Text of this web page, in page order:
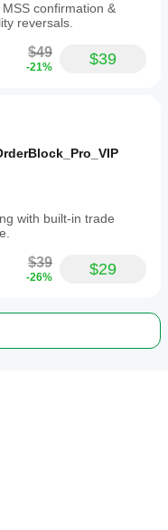
confirmation &
reversals.
$49
-21% $39
with built-in trade
$39
-26% $29